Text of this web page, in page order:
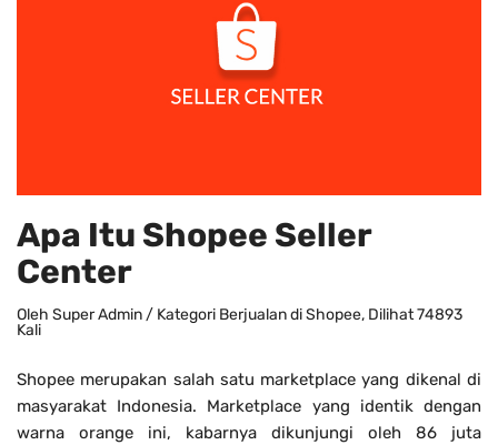
Apa Itu Shopee Seller
Center
Oleh Super Admin / Kategori Berjualan di Shopee, Dilihat 74893
Kali
Shopee merupakan salah satu marketplace yang dikenal di
masyarakat Indonesia. Marketplace yang identik dengan
warna orange ini, kabarnya dikunjungi oleh 86 juta